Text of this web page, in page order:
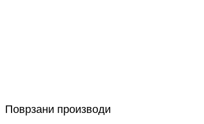
Поврзани производи